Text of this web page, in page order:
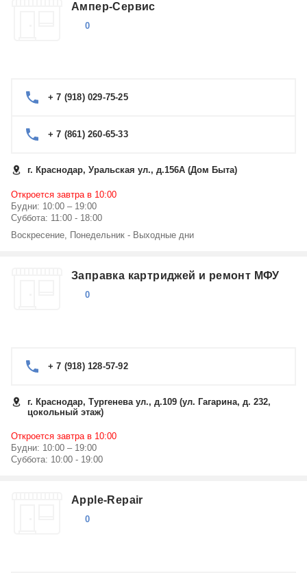
Ампер-Сервис
0
+ 7 (918) 029-75-25
+ 7 (861) 260-65-33
г. Краснодар, Уральская ул., д.156А (Дом Быта)
Откроется завтра в 10:00
Будни: 10:00 – 19:00
Суббота: 11:00 - 18:00
Воскресение, Понедельник - Выходные дни
Заправка картриджей и ремонт МФУ
0
+ 7 (918) 128-57-92
г. Краснодар, Тургенева ул., д.109 (ул. Гагарина, д. 232,
цокольный этаж)
Откроется завтра в 10:00
Будни: 10:00 – 19:00
Суббота: 10:00 - 19:00
Apple-Repair
0